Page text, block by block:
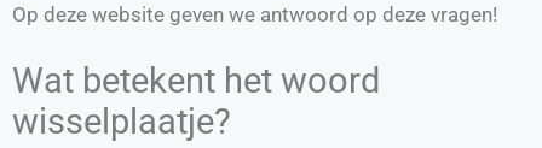
Op deze website geven we antwoord op deze vragen!
Wat betekent het woord
wisselplaatje?